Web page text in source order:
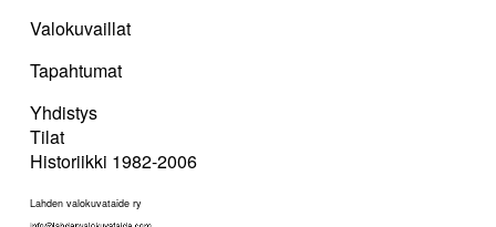
Valokuvaillat
Tapahtumat
Yhdistys
Tilat
Historiikki 1982-2006
Lahden valokuvataide ry